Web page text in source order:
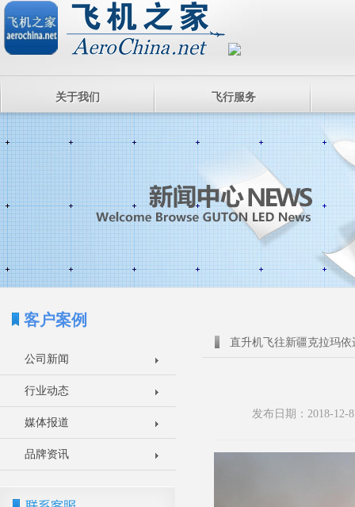
关于我们 飞行服务
客户案例
公司新闻
行业动态
媒体报道
品牌资讯
直升机飞往新疆克拉玛
发布日期：2018-